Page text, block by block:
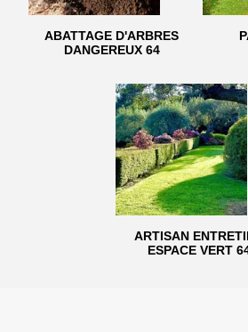
ABATTAGE D'ARBRES
DANGEREUX 64
ARTISAN
ESPACE VERT